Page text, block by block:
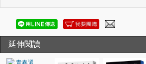
延伸閱讀